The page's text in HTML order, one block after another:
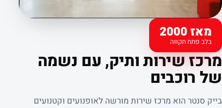
מאז 2000
בלב פתח תקווה
קצת עלינו
מרכז שירות ותיק, עם נשמה
של רוכבים
בייק סנטר הוא מרכז שירות מורשה לאופנועים וקטנועים